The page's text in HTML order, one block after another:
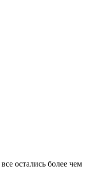
остались более чем